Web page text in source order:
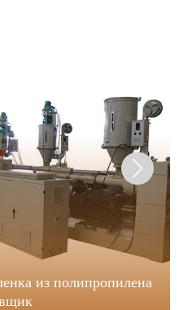
из полипропилена